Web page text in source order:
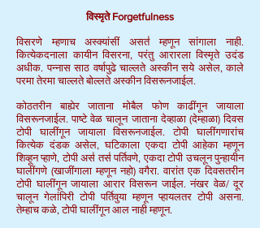
विस्मृते Forgetfulness
विसरणे म्हणाच अस्क्यांसीं असत॑ म्हणून सांगाला नाही.
कित्येकदनाला कायीन विसरना, परंतु आरारला विस्मृते उदंड
अधीक. पन्नास साठ वर्षापुढे चाल्लते अस्कीन सये असेल, काले
परमा तेरमा चाल्लते बोल्लते अस्कीन विसरूनजाईल.
कोठतरीन बाह्येर जाताना मोबैल फोण काढींगून जायाला
विसरूनजाईल. पाष्टे वेळ चालून जाताना देव्हाळा (देम्हाळा) दिवस
टोपी घालींगून जायाला विसरूनजाईल. टोपी घालींगणारांच
कित्येक दंडक असेल, घटिकाला एकदा टोपी आहेका म्हणून
शिव्हून प्हाणे, टोपी अस॑ तस॑ पर्तिवणे, एकदा टोपी उचलून पुन्हायीन
घालींगणे (खाजींगाला म्हणून नहो) वगैरा. वारांत एक दिवसतरीन
टोपी घालींगून जायाला आरार विसरून जाईल. नंखर वेळ/ दूर
चालून गेलांपिरी टोपी पर्तिवुया म्हणून प्हायलतर टोपी असना.
तेम्हाच कळे, टोपी घालींगून आल नाही म्हणून.